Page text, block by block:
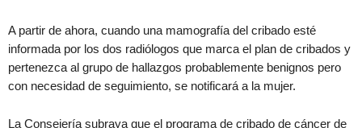
A partir de ahora, cuando una mamografía del cribado esté
informada por los dos radiólogos que marca el plan de cribados y
pertenezca al grupo de hallazgos probablemente benignos pero
con necesidad de seguimiento, se notificará a la mujer.
La Consejería subraya que el programa de cribado de cáncer de